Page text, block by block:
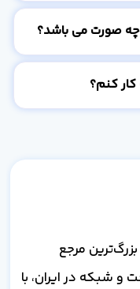
صورت می باشد؟
کنم؟
مرجع
شبکه در ایران، با